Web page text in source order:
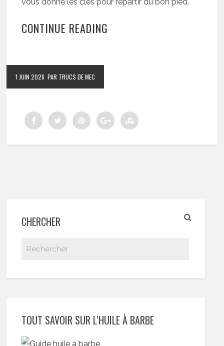
CONTINUE READING
1 JUIN 2026 PAR TRUCS DE MEC
CHERCHER
TOUT SAVOIR SUR L’HUILE À BARBE